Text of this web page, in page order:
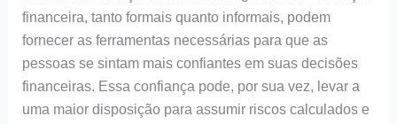
financeira, tanto formais quanto informais, podem
fornecer as ferramentas necessárias para que as
pessoas se sintam mais confiantes em suas decisões
financeiras. Essa confiança pode, por sua vez, levar a
uma maior disposição para assumir riscos calculados e